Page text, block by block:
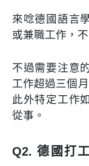
來唸德國語言
或兼職工作，
不過需要注意
工作超過三個
此外特定工作
從事。
Q2. 德國打